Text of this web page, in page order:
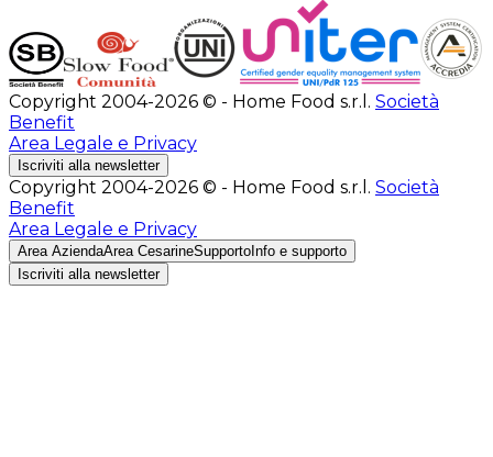
Copyright 2004-2026 © - Home Food s.r.l. Società
Benefit
Area Legale e Privacy
Iscriviti alla newsletter
Copyright 2004-2026 © - Home Food s.r.l. Società
Benefit
Area Legale e Privacy
Area AziendaArea CesarineSupporto Info e supporto
Iscriviti alla newsletter